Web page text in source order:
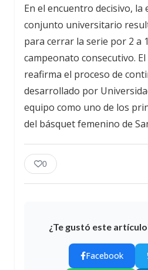
En el encuentro decisivo, la
conjunto universitario
para cerrar la serie por 2 a
campeonato consecutivo.
reafirma el proceso de
desarrollado por
equipo como uno de los
del básquet femenino de
0
¿Te gustó este
Facebook